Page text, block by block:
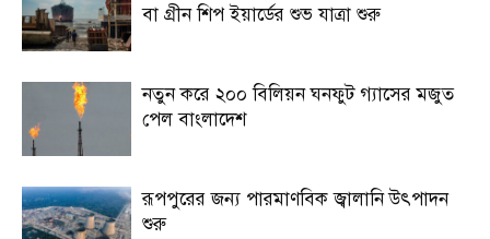
বা গ্রীন শিপ ইয়ার্ডের শুভ যাত্রা শুরু
নতুন করে ২০০ বিলিয়ন ঘনফুট গ্যাসের মজুত
পেল বাংলাদেশ
রূপপুরের জন্য পারমাণবিক জ্বালানি উৎপাদন
শুরু